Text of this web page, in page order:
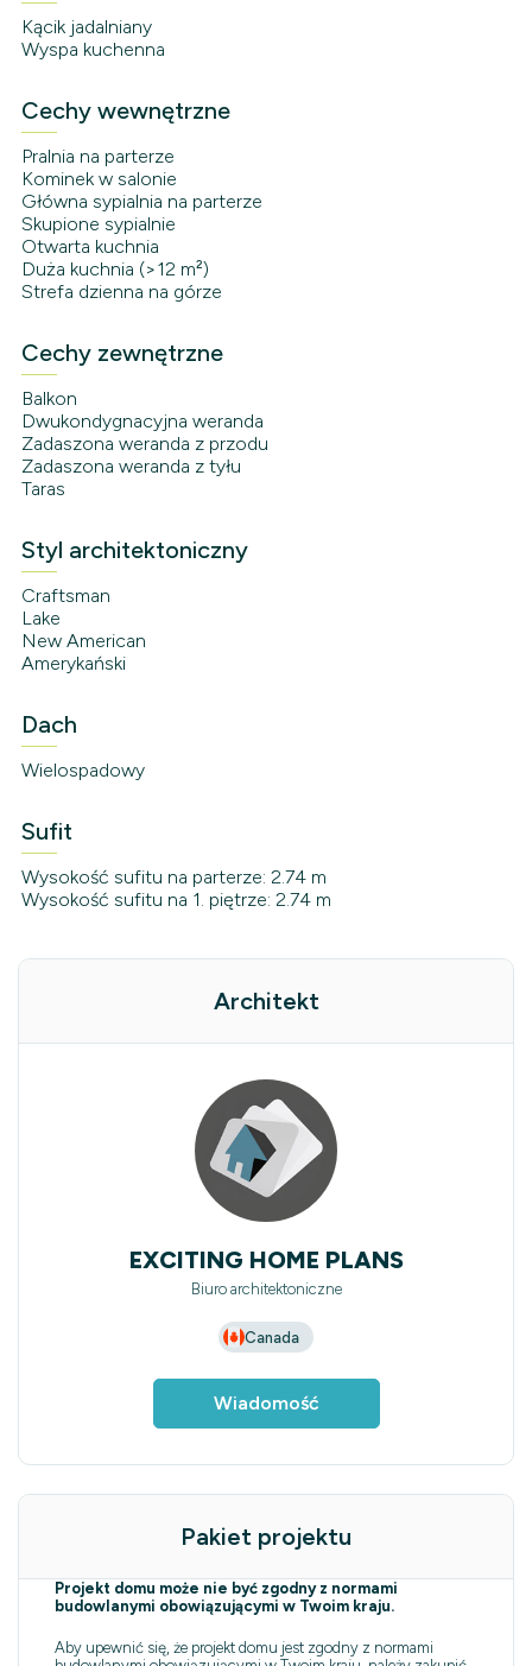
Kącik jadalniany
Wyspa kuchenna
Cechy wewnętrzne
Pralnia na parterze
Kominek w salonie
Główna sypialnia na parterze
Skupione sypialnie
Otwarta kuchnia
Duża kuchnia (>12 m²)
Strefa dzienna na górze
Cechy zewnętrzne
Balkon
Dwukondygnacyjna weranda
Zadaszona weranda z przodu
Zadaszona weranda z tyłu
Taras
Styl architektoniczny
Craftsman
Lake
New American
Amerykański
Dach
Wielospadowy
Sufit
Wysokość sufitu na parterze: 2.74 m
Wysokość sufitu na 1. piętrze: 2.74 m
Architekt
EXCITING HOME PLANS
Biuro architektoniczne
Canada
Wiadomość
Pakiet projektu
Projekt domu może nie być zgodny z normami
budowlanymi obowiązującymi w Twoim kraju.
Aby upewnić się, że projekt domu jest zgodny z normami